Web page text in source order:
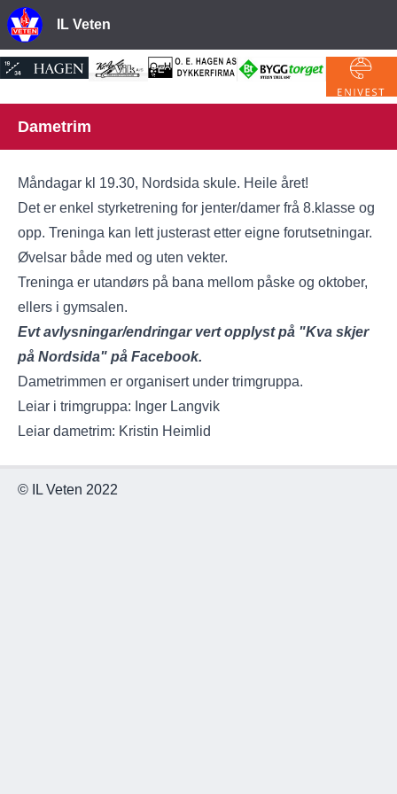
IL Veten
Dametrim
Måndagar kl 19.30, Nordsida skule. Heile året!
Det er enkel styrketrening for jenter/damer frå 8.klasse og
opp. Treninga kan lett justerast etter eigne forutsetningar.
Øvelsar både med og uten vekter.
Treninga er utandørs på bana mellom påske og oktober,
ellers i gymsalen.
Evt avlysningar/endringar vert opplyst på "Kva skjer
på Nordsida" på Facebook.
Dametrimmen er organisert under trimgruppa.
Leiar i trimgruppa: Inger Langvik
Leiar dametrim: Kristin Heimlid
© IL Veten 2022